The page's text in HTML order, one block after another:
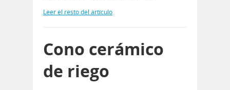
Leer el resto del artículo
Cono cerámico
de riego